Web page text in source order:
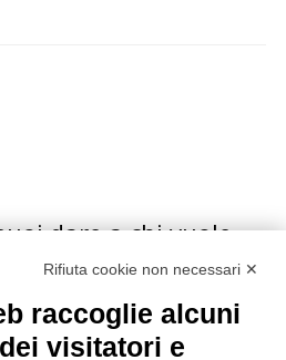
dare a chi vuole
musicale?
fatto questa domanda a
dai Calexico a
Rifiuta cookie non necessari ✕
raccoglie alcuni
visitatori e